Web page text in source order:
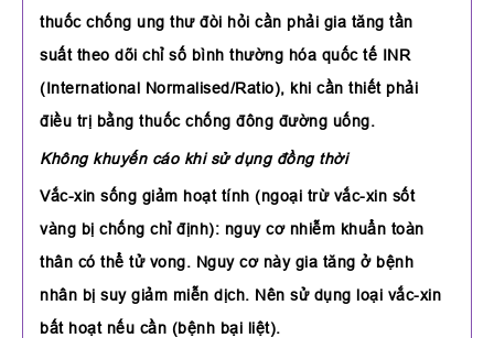
thuốc chống ung thư đòi hỏi cần phải gia tăng tần
suất theo dõi chỉ số bình thường hóa quốc tế INR
(International Normalised/Ratio), khi cần thiết phải
điều trị bằng thuốc chống đông đường uống.
Không khuyến cáo khi sử dụng đồng thời
Vắc-xin sống giảm hoạt tính (ngoại trừ vắc-xin sốt
vàng bị chống chỉ định): nguy cơ nhiễm khuẩn toàn
thân có thể tử vong. Nguy cơ này gia tăng ở bệnh
nhân bị suy giảm miễn dịch. Nên sử dụng loại vắc-xin
bất hoạt nếu cần (bệnh bại liệt).